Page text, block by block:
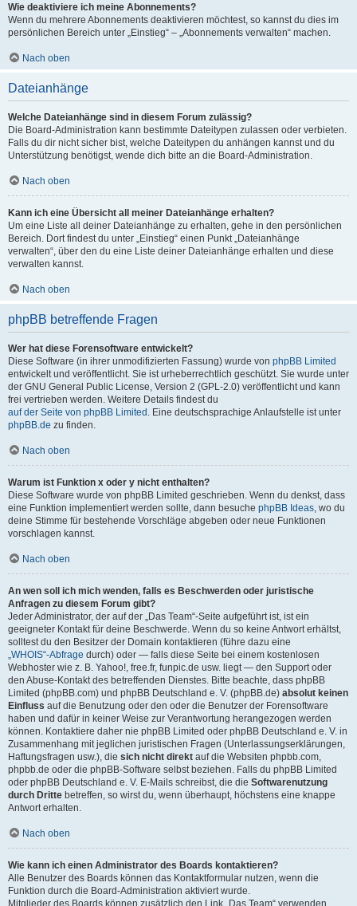
Wie deaktiviere ich meine Abonnements?
Wenn du mehrere Abonnements deaktivieren möchtest, so kannst du dies im
persönlichen Bereich unter „Einstieg“ – „Abonnements verwalten“ machen.
Nach oben
Dateianhänge
Welche Dateianhänge sind in diesem Forum zulässig?
Die Board-Administration kann bestimmte Dateitypen zulassen oder verbieten.
Falls du dir nicht sicher bist, welche Dateitypen du anhängen kannst und du
Unterstützung benötigst, wende dich bitte an die Board-Administration.
Nach oben
Kann ich eine Übersicht all meiner Dateianhänge erhalten?
Um eine Liste all deiner Dateianhänge zu erhalten, gehe in den persönlichen
Bereich. Dort findest du unter „Einstieg“ einen Punkt „Dateianhänge
verwalten“, über den du eine Liste deiner Dateianhänge erhalten und diese
verwalten kannst.
Nach oben
phpBB betreffende Fragen
Wer hat diese Forensoftware entwickelt?
Diese Software (in ihrer unmodifizierten Fassung) wurde von phpBB Limited
entwickelt und veröffentlicht. Sie ist urheberrechtlich geschützt. Sie wurde unter
der GNU General Public License, Version 2 (GPL-2.0) veröffentlicht und kann
frei vertrieben werden. Weitere Details findest du
auf der Seite von phpBB Limited . Eine deutschsprachige Anlaufstelle ist unter
phpBB.de zu finden.
Nach oben
Warum ist Funktion x oder y nicht enthalten?
Diese Software wurde von phpBB Limited geschrieben. Wenn du denkst, dass
eine Funktion implementiert werden sollte, dann besuche phpBB Ideas, wo du
deine Stimme für bestehende Vorschläge abgeben oder neue Funktionen
vorschlagen kannst.
Nach oben
An wen soll ich mich wenden, falls es Beschwerden oder juristische
Anfragen zu diesem Forum gibt?
Jeder Administrator, der auf der „Das Team“-Seite aufgeführt ist, ist ein
geeigneter Kontakt für deine Beschwerde. Wenn du so keine Antwort erhältst,
solltest du den Besitzer der Domain kontaktieren (führe dazu eine
„WHOIS“-Abfrage durch) oder — falls diese Seite bei einem kostenlosen
Webhoster wie z. B. Yahoo!, free.fr, funpic.de usw. liegt — den Support oder
den Abuse-Kontakt des betreffenden Dienstes. Bitte beachte, dass phpBB
Limited (phpBB.com) und phpBB Deutschland e. V. (phpBB.de) absolut keinen
Einfluss auf die Benutzung oder den oder die Benutzer der Forensoftware
haben und dafür in keiner Weise zur Verantwortung herangezogen werden
können. Kontaktiere daher nie phpBB Limited oder phpBB Deutschland e. V. in
Zusammenhang mit jeglichen juristischen Fragen (Unterlassungserklärungen,
Haftungsfragen usw.), die sich nicht direkt auf die Websiten phpbb.com,
phpbb.de oder die phpBB-Software selbst beziehen. Falls du phpBB Limited
oder phpBB Deutschland e. V. E-Mails schreibst, die die Softwarenutzung
durch Dritte betreffen, so wirst du, wenn überhaupt, höchstens eine knappe
Antwort erhalten.
Nach oben
Wie kann ich einen Administrator des Boards kontaktieren?
Alle Benutzer des Boards können das Kontaktformular nutzen, wenn die
Funktion durch die Board-Administration aktiviert wurde.
Mitglieder des Boards können zusätzlich den Link „Das Team“ verwenden.